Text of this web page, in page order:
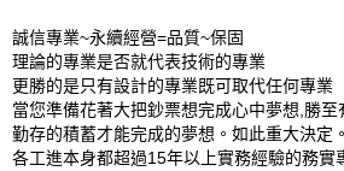
誠信專業~永續經營=品質~保固
理論的專業是否就代表技術的專業
更勝的是只有設計的專業既可取代任何專業
當您準備花著大把鈔票想完成心中夢想,勝至
勤存的積蓄才能完成的夢想。如此重大決定
各工進本身都超過15年以上實務經驗的務實